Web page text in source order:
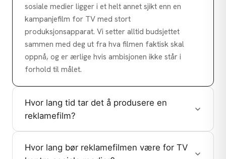
sosiale medier ligger i et helt annet sjikt enn en
kampanjefilm for TV med stort
produksjonsapparat. Vi setter alltid budsjettet
sammen med deg ut fra hva filmen faktisk skal
oppnå, og er ærlige hvis ambisjonen ikke står i
forhold til målet.
Hvor lang tid tar det å produsere en
reklamefilm?
Hvor lang bør reklamefilmen være for TV